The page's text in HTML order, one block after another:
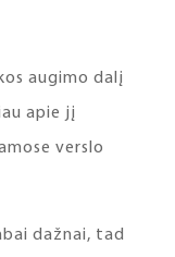
augimo dalį
apie jį
verslo
dažnai, tad